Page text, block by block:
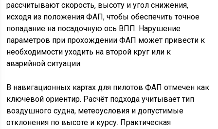
рассчитывают скорость, высоту и угол снижения,
исходя из положения ФАП, чтобы обеспечить точное
попадание на посадочную ось ВПП. Нарушение
параметров при прохождении ФАП может привести к
необходимости уходить на второй круг или к
аварийной ситуации.
В навигационных картах для пилотов ФАП отмечен как
ключевой ориентир. Расчёт подхода учитывает тип
воздушного судна, метеоусловия и допустимые
отклонения по высоте и курсу. Практическая